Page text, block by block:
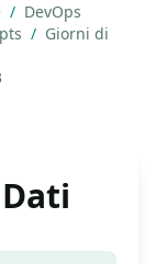
/ DevOps
/ Giorni di